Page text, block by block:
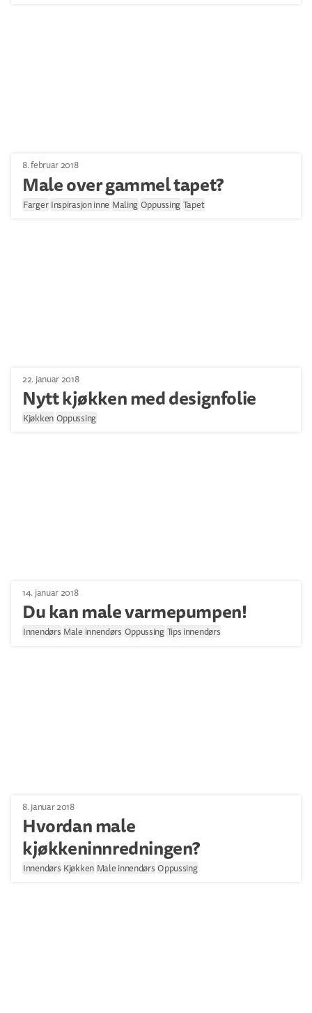
8. februar 2018
Male over gammel tapet?
Farger Inspirasjon inne Maling Oppussing Tapet
22. januar 2018
Nytt kjøkken med designfolie
Kjøkken Oppussing
14. januar 2018
Du kan male varmepumpen!
Innendørs Male innendørs Oppussing Tips innendørs
8. januar 2018
Hvordan male
kjøkkeninnredningen?
Innendørs Kjøkken Male innendørs Oppussing